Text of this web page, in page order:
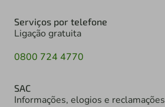
Serviços por telefone
Ligação gratuita
0800 724 4770
SAC
Informações, elogios e reclamações